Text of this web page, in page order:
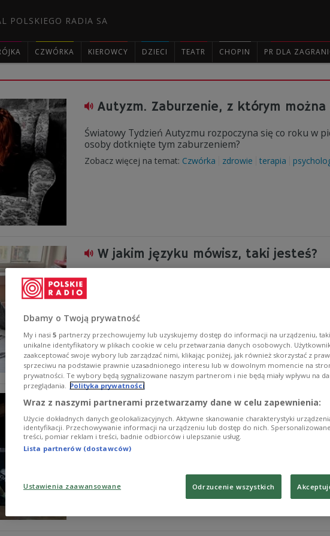
POLSKIEGO RADIA SA
CZWÓRKA KIEROWCY DZIECI TEATR CHOPIN PR DLA
Autyzm. Zaburzenie, z którym można
Światowy Tydzień Autyzmu rozpoczyna się co roku w
osoby dotknięte tym zaburzeniem?
Zobacz więcej na temat: Czwórka zdrowie terapia
W jakim języku mówisz, taki jesteś?
Naukowcy uważają, że gdy mówimy w obcym języku,
zachowujemy. Może także ulec zmianie nasza
"Gateway to space". Poczuj się jak w
Do Polski przyjechała największa na świecie wystawa
eksponatami mogłem zrobić sobie podróż prawdziwie
Mirosław Hermaszewski, pierwszy Polak w kosmosie.
Dbamy o Twoją prywatność
My i nasi 5 partnerzy przechowujemy lub uzyskujemy dostęp do informacji na urządzeniu,
unikalne identyfikatory w plikach cookie w celu przetwarzania danych osobowych.
zaakceptować swoje wybory lub zarządzać nimi, klikając poniżej, jak również skorzystać z
sprzeciwu na podstawie prawnie uzasadnionego interesu lub w dowolnym momencie na
prywatności. Te wybory będą sygnalizowane naszym partnerom i nie będą miały wpływu na
przeglądania. Polityka prywatności
Wraz z naszymi partnerami przetwarzamy dane w celu zapewnienia:
Użycie dokładnych danych geolokalizacyjnych. Aktywne skanowanie charakterystyki
identyfikacji. Przechowywanie informacji na urządzeniu lub dostęp do nich.
treści, pomiar reklam i treści, badnie odbiorców i ulepszanie usług.
Lista partnerów (dostawców)
Ustawienia zaawansowane Odrzucenie wszystkich